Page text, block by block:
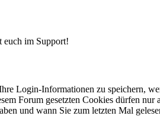
euch im Support!
Login-Informationen zu speichern,
Forum gesetzten Cookies dürfen
und wann Sie zum letzten Mal